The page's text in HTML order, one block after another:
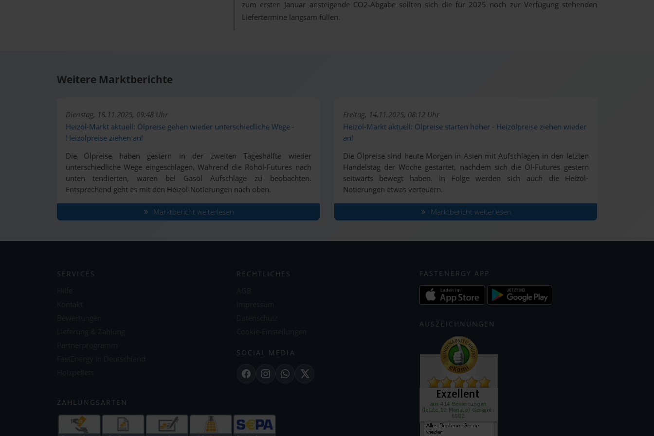
zum ersten Januar ansteigende CO2-Abgabe sollten sich die für 2025 noch zur Verfügung stehenden
Liefertermine langsam füllen.
Weitere Marktberichte
Dienstag, 18.11.2025, 09:48 Uhr
Heizöl-Markt aktuell: Ölpreise gehen wieder unterschiedliche Wege -
Heizölpreise ziehen an!
Die Ölpreise haben gestern in der zweiten Tageshälfte wieder
unterschiedliche Wege eingeschlagen. Während die Rohöl-Futures nach
unten tendierten, waren bei Gasöl Aufschläge zu beobachten.
Entsprechend geht es mit den Heizöl-Notierungen nach oben.
Marktbericht weiterlesen
Freitag, 14.11.2025, 08:12 Uhr
Heizöl-Markt aktuell: Ölpreise starten höher - Heizölpreise ziehen wieder
an!
Die Ölpreise sind heute Morgen in Asien mit Aufschlägen in den letzten
Handelstag der Woche gestartet, nachdem sich die Öl-Futures gestern
seitwärts bewegt haben. In Folge werden sich auch die Heizöl-
Notierungen etwas verteuern.
Marktbericht weiterlesen
SERVICES RECHTLICHES
SOCIAL MEDIA
FacebookInstagramWhatsApp
X
ZAHLUNGSARTEN
FASTENERGY APP
AUSZEICHNUNGEN